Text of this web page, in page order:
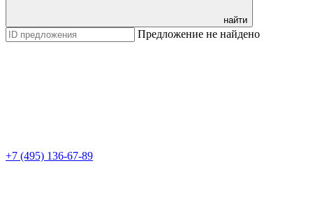
найти
Предложение не найдено
+7 (495) 136-67-89